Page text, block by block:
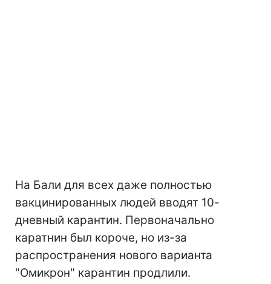
На Бали для всех даже полностью
вакцинированных людей вводят 10-
дневный карантин. Первоначально
каратнин был короче, но из-за
распространения нового варианта
"Омикрон" карантин продлили.